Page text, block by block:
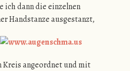
ich dann die einzelnen
Handstanze ausgestanzt,
Kreis angeordnet und mit